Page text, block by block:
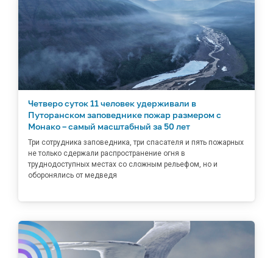
Четверо суток 11 человек удерживали в
Путоранском заповеднике пожар размером с
Монако – самый масштабный за 50 лет
Три сотрудника заповедника, три спасателя и пять пожарных
не только сдержали распространение огня в
труднодоступных местах со сложным рельефом, но и
оборонялись от медведя